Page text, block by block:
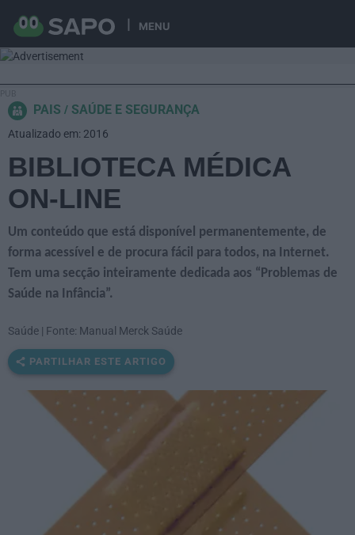
MENU
PAIS SAÚDE E SEGURANÇA
BIBLIOTECA MÉDICA
ON-LINE
Um conteúdo que está disponível permanentemente, de
forma acessível e de procura fácil para todos, na Internet.
Tem uma secção inteiramente dedicada aos “Problemas de
Saúde na Infância”.
Saúde | Fonte: Manual Merck Saúde
PARTILHAR ESTE ARTIGO
Atualizado em: 2016